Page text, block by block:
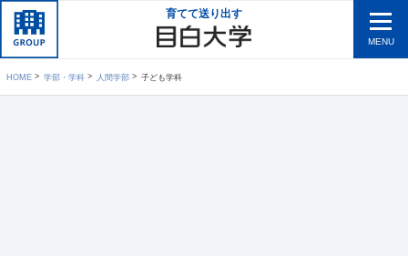
育てて送り出す
MENU
HOME 学部・学科 人間学部 子ども学科